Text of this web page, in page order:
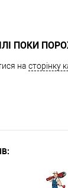
ПОКИ
на сторінку